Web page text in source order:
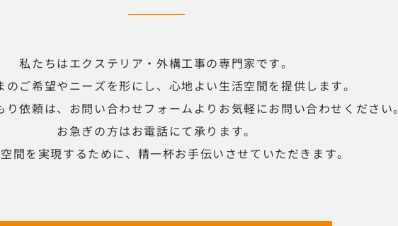
私たちはエクステリア・外構工事の専門家です。
のご希望やニーズを形にし、心地よい生活空間を提供します。
り依頼は、お問い合わせフォームよりお気軽にお問い合わせください。
お急ぎの方はお電話にて承ります。
間を実現するために、精一杯お手伝いさせていただきます。